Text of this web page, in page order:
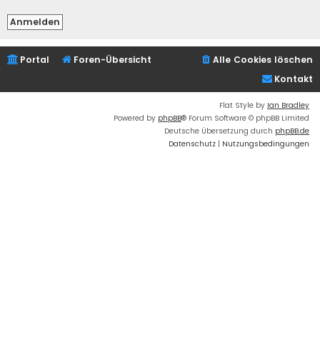
Portal Foren-Übersicht
Alle Cookies löschen
Kontakt
Flat Style by Ian Bradley
Powered by phpBB® Forum Software © phpBB Limited
Deutsche Übersetzung durch phpBB.de
Datenschutz | Nutzungsbedingungen